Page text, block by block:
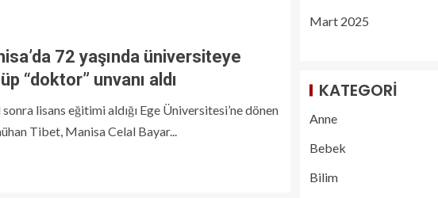
72 yaşında üniversiteye
“doktor” unvanı aldı
sonra lisans eğitimi aldığı Ege Üniversitesi’ne dönen
Tibet, Manisa Celal Bayar...
Mart 2025
KATEGORI
Anne
Bebek
Bilim